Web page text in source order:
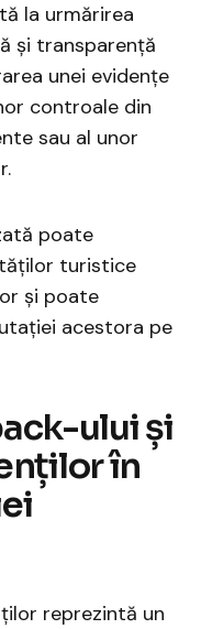
la urmărirea
și transparență
unei evidențe
controale din
sau al unor
poate
turistice
și poate
acestora pe
ului și
în
reprezintă un